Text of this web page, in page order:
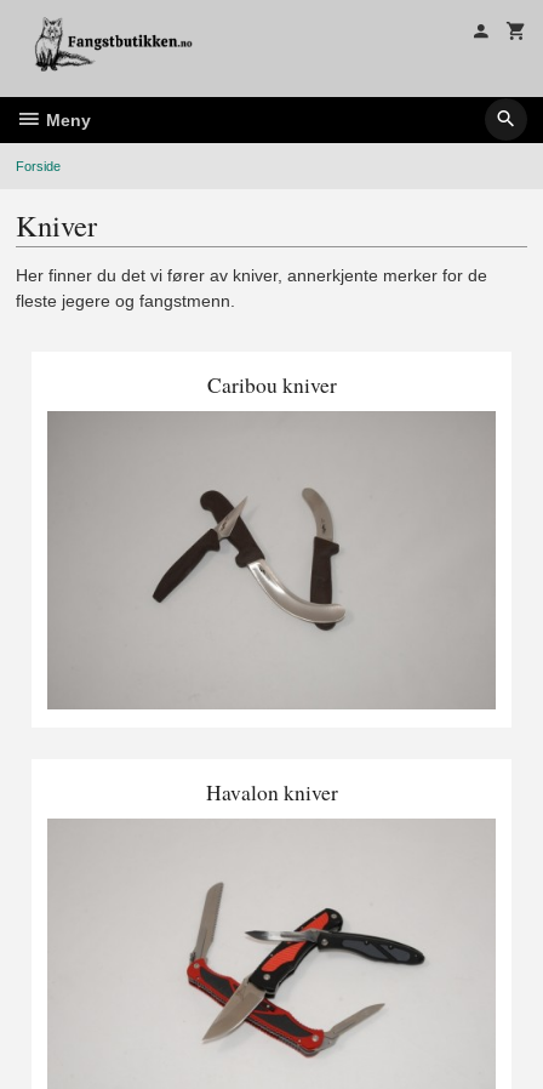
innholdet
Meny
Forside
Kniver
Her finner du det vi fører av kniver, annerkjente merker for de
fleste jegere og fangstmenn.
Caribou kniver
Havalon kniver